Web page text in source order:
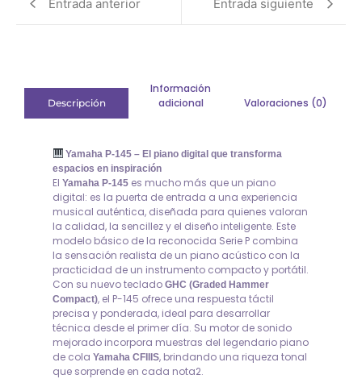
Entrada anterior Entrada siguiente
Descripción
Información
adicional
Valoraciones (0)
Yamaha P-145 – El piano digital que transforma
espacios en inspiración
El Yamaha P-145 es mucho más que un piano
digital: es la puerta de entrada a una experiencia
musical auténtica, diseñada para quienes valoran
la calidad, la sencillez y el diseño inteligente. Este
modelo básico de la reconocida Serie P combina
la sensación realista de un piano acústico con la
practicidad de un instrumento compacto y portátil.
Con su nuevo teclado GHC (Graded Hammer
Compact), el P-145 ofrece una respuesta táctil
precisa y ponderada, ideal para desarrollar
técnica desde el primer día. Su motor de sonido
mejorado incorpora muestras del legendario piano
de cola Yamaha CFIIIS, brindando una riqueza tonal
que sorprende en cada nota2.